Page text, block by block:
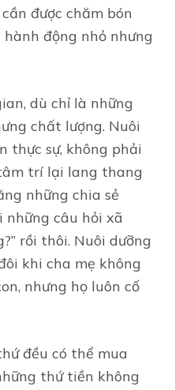
được chăm bón
động nhỏ nhưng
dù chỉ là những
chất lượng. Nuôi
thực sự, không phải
trí lại lang thang
những chia sẻ
những câu hỏi xã
rồi thôi. Nuôi dưỡng
khi cha mẹ không
nhưng họ luôn cố
đều có thể mua
thứ tiền không